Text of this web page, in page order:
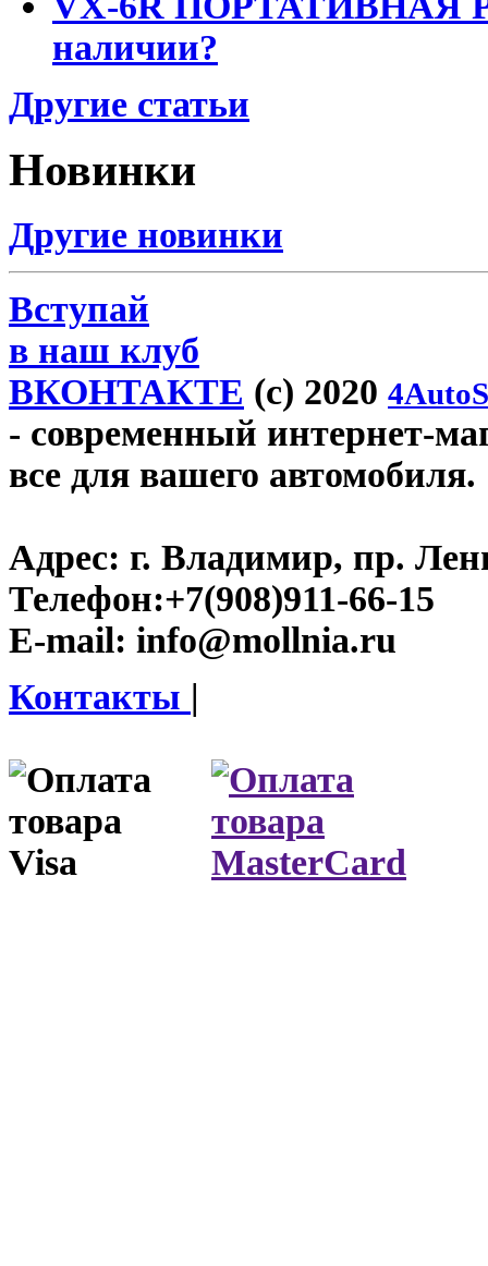
наличии?
Другие статьи
Новинки
Другие новинки
Вступай
в наш клуб
ВКОНТАКТЕ (c) 2020
- современный интернет-
все для вашего автомобиля.
Адрес: г. Владимир, пр.
Телефон:+7(908)911-66-15
E-mail: info@mollnia.ru
Контакты |